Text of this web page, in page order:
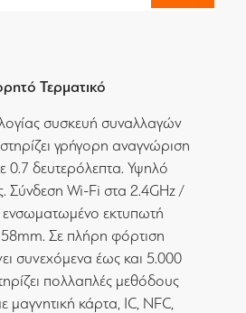
Τερματικό
συσκευή συναλλαγών
γρήγορη αναγνώριση
0.7 δευτερόλεπτα. Υψηλό
Σύνδεση Wi-Fi στα 2.4GHz /
ενσωματωμένο εκτυπωτή
Σε πλήρη φόρτιση
συνεχόμενα έως και 5.000
πολλαπλές μεθόδους
κάρτα, IC, NFC,